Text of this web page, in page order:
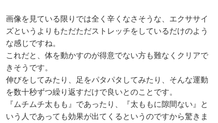
画像を見ている限りでは全く辛くなさそうな、エクササイ
ズというよりもただただストレッチをしているだけのよう
な感じですね。
これだと、体を動かすのが得意でない方も難なくクリアで
きそうです。
伸びをしてみたり、足をパタパタしてみたり、そんな運動
を数十秒ずつ繰り返すだけで良いとのことです。
『ムチムチ太もも』であったり、『太ももに隙間ない』と
いう人であっても効果が出てくるというのですから驚きま